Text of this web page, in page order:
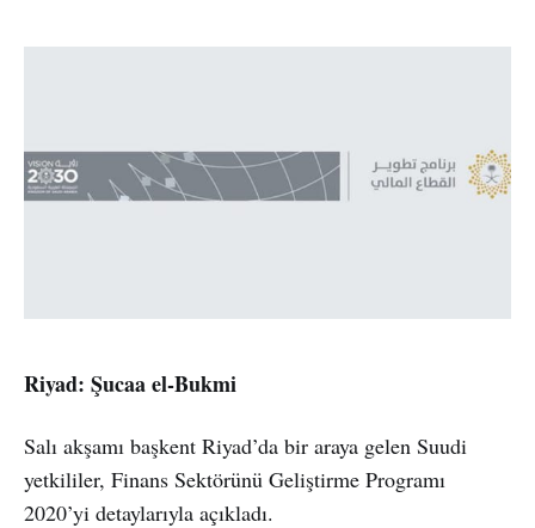
Riyad: Şucaa el-Bukmi
Salı akşamı başkent Riyad’da bir araya gelen Suudi
yetkililer, Finans Sektörünü Geliştirme Programı
2020’yi detaylarıyla açıkladı.